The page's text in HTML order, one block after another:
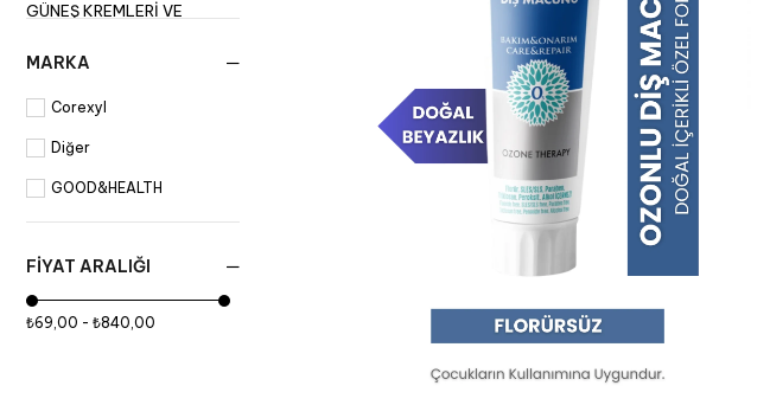
GÜNEŞ KREMLERI VE
KOLONYA
SAÇ BAKIM
VÜCUT BAKIM
SAĞLIK ÜRÜNLERI
EVCIL HAYVAN
MARKA
Corexyl
Diğer
GOOD&HEALTH
FIYAT ARALIĞI
₺69,00 - ₺840,00